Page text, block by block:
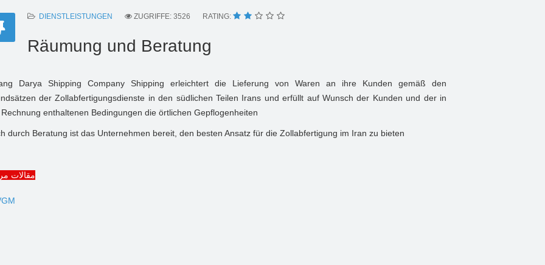
DIENSTLEISTUNGEN ZUGRIFFE: 3526 RATING:
Räumung und Beratung
Darya Shipping Company Shipping erleichtert die Lieferung von Waren an ihre Kunden gemäß den
der Zollabfertigungsdienste in den südlichen Teilen Irans und erfüllt auf Wunsch der Kunden und der in
enthaltenen Bedingungen die örtlichen Gepflogenheiten
durch Beratung ist das Unternehmen bereit, den besten Ansatz für die Zollabfertigung im Iran zu bieten
مقالات